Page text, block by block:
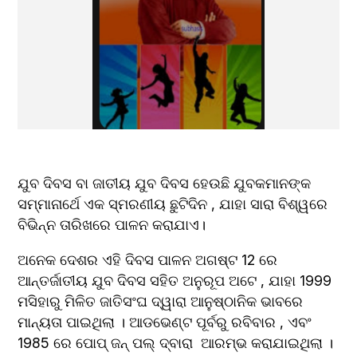
ଯୁବ ଦିବସ ବା ଜାତୀୟ ଯୁବ ଦିବସ ହେଉଛି ଯୁବକମାନଙ୍କ
ସମ୍ମାନାର୍ଥେ ଏକ ସ୍ମରଣୀୟ ଛୁଟିଦିନ , ଯାହା ସାରା ବିଶ୍ୱରେ
ବିଭିନ୍ନ ତାରିଖରେ ପାଳନ କରାଯାଏ।
ଅନେକ ଦେଶର ଏହି ଦିବସ ପାଳନ ଅଗଷ୍ଟ 12 ରେ
ଆନ୍ତର୍ଜାତୀୟ ଯୁବ ଦିବସ ସହିତ ଅନୁରୂପ ଅଟେ , ଯାହା 1999
ମସିହାରୁ ମିଳିତ ଜାତିସଂଘ ଦ୍ୱାରା ଆନୁଷ୍ଠାନିକ ଭାବରେ
ମାନ୍ୟତା ପାଇଥିଲା । ଆଡଭେଣ୍ଟ ପୂର୍ବରୁ ରବିବାର , ଏବଂ
1985 ରେ ପୋପ୍ ଜନ୍ ପଲ୍ ଦ୍ବାରା  ଆରମ୍ଭ କରାଯାଇଥିଲା ।